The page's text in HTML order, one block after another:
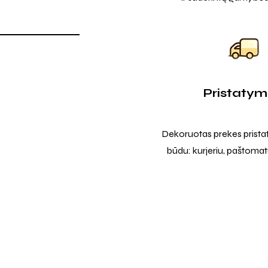
Dekoruotas prekes
būdu: kurjeriu,